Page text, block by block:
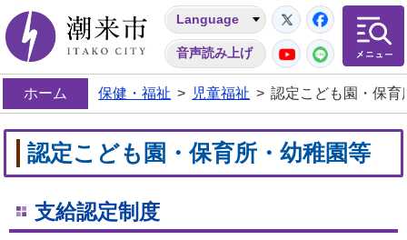
潮来市
Language
音声読み上げ
Twitter
YouTube
LINE
ホーム 保健・福祉 > 児童福祉 > 認定こども園・保育
認定こども園・保育所・幼稚園等
支給認定制度